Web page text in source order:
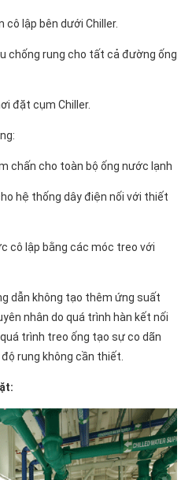
cô lập bên dưới Chiller.
chống rung cho tất cả đường ống
đặt cụm Chiller.
chấn cho toàn bộ ống nước lạnh
hệ thống dây điện nối với thiết
cô lập bằng các móc treo với
dẫn không tạo thêm ứng suất
nhân do quá trình hàn kết nối
trình treo ống tạo sự co dãn
rung không cần thiết.